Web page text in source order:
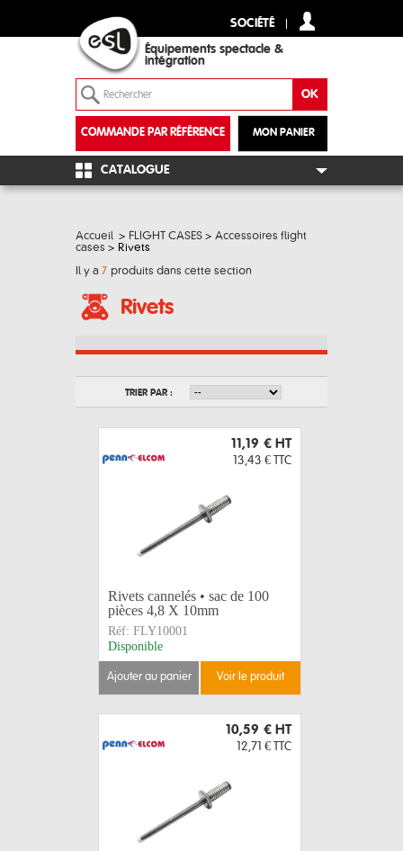
SOCIÉTÉ
Équipements spectacle &
intégration
MON PANIER
COMMANDE PAR RÉFÉRENCE
+
CATALOGUE
Accueil > FLIGHT CASES > Accessoires flight
cases > Rivets
Il y a 7 produits dans cette section
Rivets
TRIER PAR :
11,19 € HT
13,43 € TTC
Rivets cannelés • sac de 100
pièces 4,8 X 10mm
Réf: FLY10001
Disponible
ajouter au panier voir le produit
10,59 € HT
12,71 € TTC